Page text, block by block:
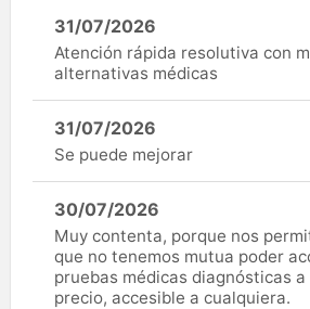
31/07/2026
Atención rápida resolutiva con
alternativas médicas
31/07/2026
Se puede mejorar
30/07/2026
Muy contenta, porque nos
que no tenemos mutua poder
pruebas médicas diagnósticas a
precio, accesible a cualquiera.